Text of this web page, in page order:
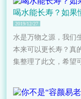
喝水能长寿？如果
2019/12/27
水是万物之源，我们
本来可以更长寿？真
集整理了此文，希望